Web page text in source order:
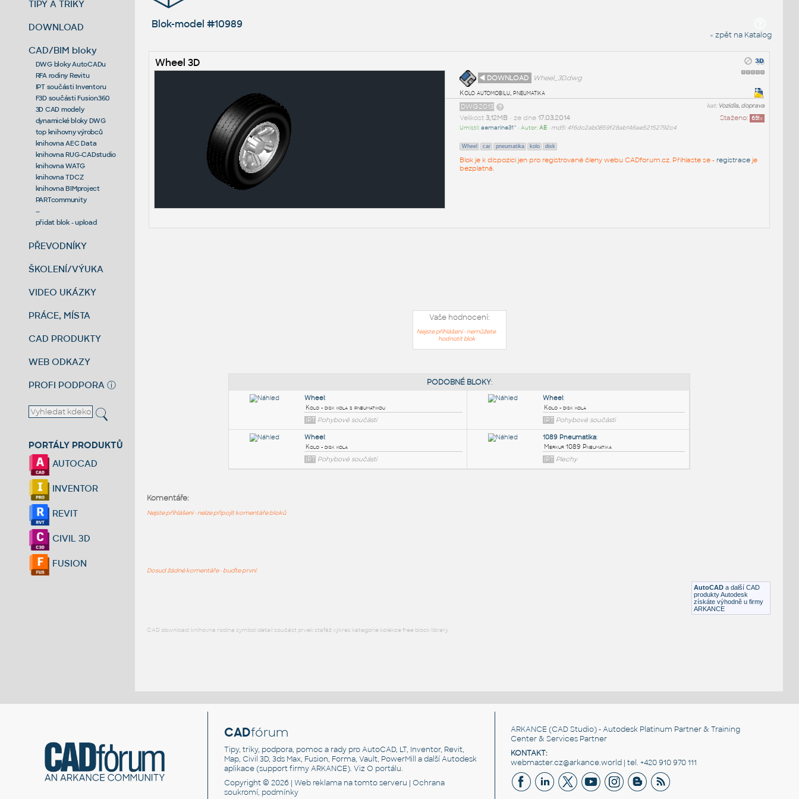
TIPY A TRIKY
DOWNLOAD
CAD/BIM bloky
DWG bloky AutoCADu
RFA rodiny Revitu
IPT součásti Inventoru
F3D součásti Fusion360
3D CAD modely
dynamické bloky DWG
top knihovny výrobců
knihovna AEC Data
knihovna RUG-CADstudio
knihovna WATG
knihovna TDCZ
knihovna BIMproject
PARTcommunity
--
přidat blok - upload
PŘEVODNÍKY
ŠKOLENÍ/VÝUKA
VIDEO UKÁZKY
PRÁCE, MÍSTA
CAD PRODUKTY
WEB ODKAZY
PROFI PODPORA ⓘ
PORTÁLY PRODUKTŮ
AUTOCAD
INVENTOR
REVIT
CIVIL 3D
FUSION
Blok-model #10989
« zpět na Katalog
Wheel 3D
◄ DOWNLOAD
Wheel_3D.dwg
Kolo automobilu, pneumatika
kat: Vozidla, doprava
DWG2013
Staženo: 651x
Velikost 3,12MB• ze dne 17.03.2014
Umístil:aemarine31^ • Autor:AE• md5: 4f6dc2ab0859f28ab146ae52152792c4
Wheel car pneumatika kolo disk
Blok je k dispozici jen pro registrované členy webu CADforum.cz. Přihlaste se - registraceje
bezplatná.
Vaše hodnocení:
Nejste přihlášeni - nemůžete
hodnotit blok
AutoCAD a další CAD
produkty Autodesk
získáte výhodně u firmy
ARKANCE
Komentáře:
Nejste přihlášeni - nelze připojit komentáře bloků
Dosud žádné komentáře - buďte první
CAD download: knihovna rodina symbol detail součást prvek stafáž výkres kategorie kolekce free block library
CADfórum
Tipy, triky, podpora, pomoc a rady pro AutoCAD, LT, Inventor, Revit,
Map, Civil 3D, 3ds Max, Fusion, Forma, Vault, PowerMill a další Autodesk
aplikace (support firmy ARKANCE). VizO portálu.
Copyright © 2026 |Web reklama na tomto serveru |Ochrana
soukromí, podmínky
ARKANCE (CAD Studio) - Autodesk Platinum Partner & Training
Center & Services Partner
KONTAKT:
webmaster.cz@arkance.world | tel. +420 910 970 111